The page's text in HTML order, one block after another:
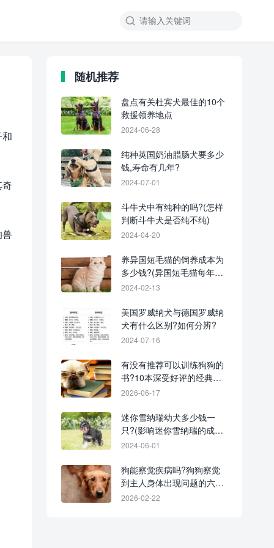
奇
兽
随机推荐
盘点有关杜宾犬最佳的10个
救援领养地点
2024-06-28
纯种英国奶油腊肠犬要多少
钱,寿命有几年?
2024-07-01
斗牛犬中有纯种的吗?(怎样
判断斗牛犬是否纯不纯)
2024-04-20
养异国短毛猫的饲养成本为
多少钱?(异国短毛猫每年和
每月的费用)
2024-02-13
美国罗威纳犬与德国罗威纳
犬有什么区别?如何分辨?
2024-07-16
有没有推荐可以训练狗狗的
书?10本深受好评的经典狗
狗训练书籍
2026-06-17
迷你雪纳瑞幼犬多少钱一
只?(影响迷你雪纳瑞的成本
差异及原因)
2024-06-01
狗能察觉疾病吗?狗狗察觉
到主人身体出现问题的六种
表现
2026-02-22